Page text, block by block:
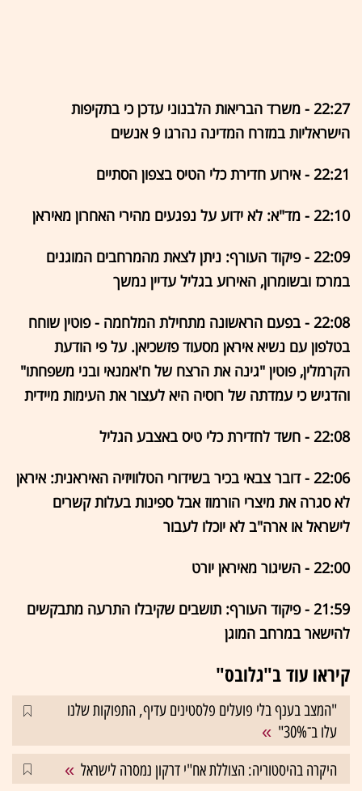
22:27 - משרד הבריאות הלבנוני עדכן כי בתקיפות
הישראליות במזרח המדינה נהרגו 9 אנשים
22:21 - אירוע חדירת כלי הטיס בצפון הסתיים
22:10 - מד"א: לא ידוע על נפגעים מהירי האחרון מאיראן
22:09 - פיקוד העורף: ניתן לצאת מהמרחבים המוגנים
במרכז ובשומרון, האירוע בגליל עדיין נמשך
22:08 - בפעם הראשונה מתחילת המלחמה - פוטין שוחח
בטלפון עם נשיא איראן מסעוד פזשכיאן. על פי הודעת
הקרמלין, פוטין "גינה את הרצח של ח'אמנאי ובני משפחתו"
והדגיש כי עמדתה של רוסיה היא לעצור את העימות מיידית
22:08 - חשד לחדירת כלי טיס באצבע הגליל
22:06 - דובר צבאי בכיר בשידורי הטלוויזיה האיראנית: איראן
לא סגרה את מיצרי הורמוז אבל ספינות בעלות קשרים
לישראל או ארה"ב לא יוכלו לעבור
22:00 - השיגור מאיראן יורט
21:59 - פיקוד העורף: תושבים שקיבלו התרעה מתבקשים
להישאר במרחב המוגן
קיראו עוד ב"גלובס"
"המצב בענף בלי פועלים פלסטינים עדיף, התפוקות שלנו
עלו ב־30%"
היקרה בהיסטוריה: הצוללת אח"י דרקון נמסרה לישראל